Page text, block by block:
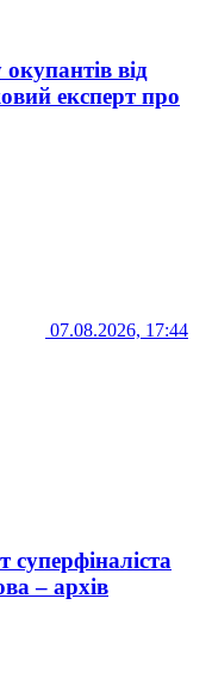
від
експерт про
07.08.2026, 17:44
суперфіналіста
– архів